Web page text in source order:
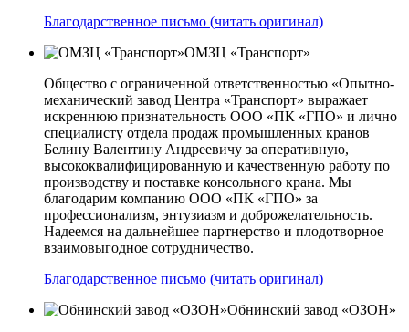
Благодарственное письмо (читать оригинал)
ОМЗЦ «Транспорт»
Общество с ограниченной ответственностью «Опытно-
механический завод Центра «Транспорт» выражает
искреннюю признательность ООО «ПК «ГПО» и лично
специалисту отдела продаж промышленных кранов
Белину Валентину Андреевичу за оперативную,
высококвалифицированную и качественную работу по
производству и поставке консольного крана. Мы
благодарим компанию ООО «ПК «ГПО» за
профессионализм, энтузиазм и доброжелательность.
Надеемся на дальнейшее партнерство и плодотворное
взаимовыгодное сотрудничество.
Благодарственное письмо (читать оригинал)
Обнинский завод «ОЗОН»